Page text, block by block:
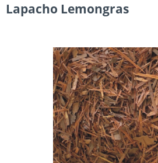
Lapacho Lemongras